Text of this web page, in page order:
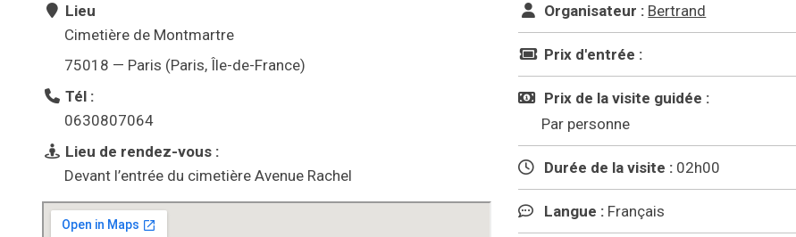
Lieu
Cimetière de Montmartre
75018 — Paris (Paris, Île-de-France)
Tél :
0630807064
Lieu de rendez-vous :
Devant l’entrée du cimetière Avenue Rachel
Organisateur : Bertrand
Prix d'entrée :
Prix de la visite guidée :
Par personne
Durée de la visite : 02h00
Langue : Français